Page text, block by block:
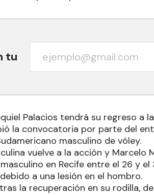
tu
Palacios tendrá su regreso a
la convocatoria por parte del
masculino de vóley.
vuelve a la acción y Marcelo
en Recife entre el 26 y
a una lesión en el hombro.
la recuperación en su rodilla,